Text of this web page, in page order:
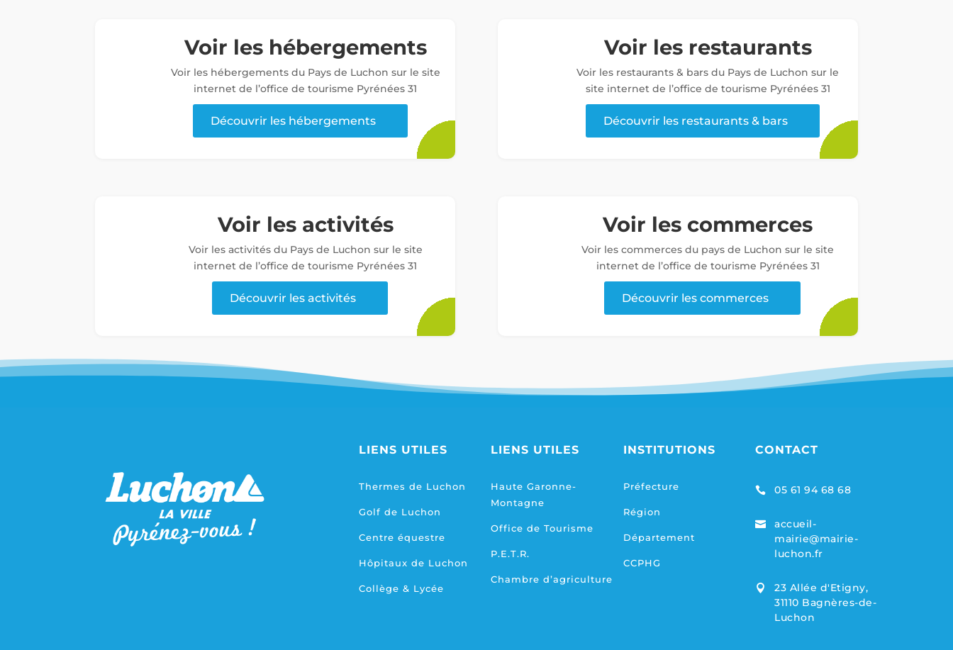
Voir les hébergements
Voir les hébergements du Pays de Luchon sur le site
internet de l’office de tourisme Pyrénées 31
Découvrir les hébergements
Voir les restaurants
Voir les restaurants & bars du Pays de Luchon sur le
site internet de l’office de tourisme Pyrénées 31
Découvrir les restaurants & bars
Voir les activités
Voir les activités du Pays de Luchon sur le site
internet de l’office de tourisme Pyrénées 31
Découvrir les activités
Voir les commerces
Voir les commerces du pays de Luchon sur le site
internet de l’office de tourisme Pyrénées 31
Découvrir les commerces
LIENS UTILES
Thermes de Luchon
Golf de Luchon
Centre équestre
Hôpitaux de Luchon
Collège & Lycée
LIENS UTILES
Haute Garonne-
Montagne
Office de Tourisme
P.E.T.R.
Chambre d’agriculture
INSTITUTIONS
Préfecture
Région
Département
CCPHG
CONTACT
 05 61 94 68 68

accueil-
mairie@mairie-
luchon.fr

23 Allée d'Etigny,
31110 Bagnères-de-
Luchon